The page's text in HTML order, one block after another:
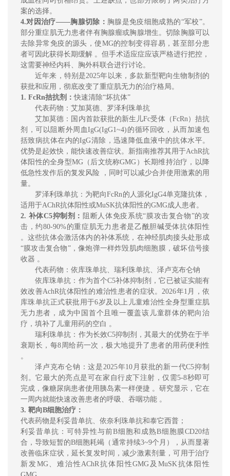
案的选择。
4.对因治疗——胸腺切除： 胸腺是免疫细胞成熟的“军校”。
部分重症肌无力患者伴有胸腺瘤或胸腺增生。切除胸腺可以
去除异常免疫的源头，使MG的控制变得容易，甚至部分患
者可因此获得长期缓解 。 但手术适应症应该严格进行把控，
这需要神经内科、胸外科联合进行讨论。
近年来，特别是2025年以来，多款新型靶向生物制剂的
获批和应用，彻底改变了重症肌无力的治疗格局。
1. FcRn拮抗剂：快速清除“坏抗体”
代表药物：艾加莫德 、罗泽利珠单抗
艾加莫德： 国内首款获批的新生儿Fc受体（FcRn）拮抗
剂，可以阻断外周血IgG(IgG1~4)的循环回收，从而加速包
括致病抗体在内的IgG清除，迅速降低血液中的抗体水平。
优势是起效快，能快速改善症状。新指南推荐其用于AchR抗
体阳性的全身型MG（后文统称GMG） 长期维持治疗，以降
低急性发作后的复发风险
，同时可以减少合并使用激素的用
量。
罗泽利珠单抗： 为靶向FcRn的人源化IgG4单克隆抗体 ，
适用于AChR抗体阳性或MuSK抗体阳性的GMG成人患者。
2. 补体C5抑制剂： 阻断 人体免疫系统“膜攻击复合物”的攻
击 ，约80-90%的重症肌无力患者是乙酰胆碱受体抗体阳性
。这些抗体会激活体内的补体系统，在神经肌肉接头处形成
“膜攻击复合物”，像炮弹一样炸毁肌肉细胞膜，破坏信号接
收器 。
代表药物：依库珠单抗、瑞利珠单抗、泽卢克布仑钠
依库珠单抗：作为首个C5补体抑制剂，它已被证实能有
效改善AchR抗体阳性的难治性患者的症状。2026年1月，依
库珠单抗正式获批用于6岁及以上儿童难治性全身型重症肌
无力患者，成为中国首个且唯一覆盖该儿童群体的靶向治
疗，填补了儿童用药的空白 。
瑞利珠单抗：作为长效C5抑制剂，其最大的优势在于半
衰期长， 每8周给药一次，极大地提升了患者的用药便利性
。
泽卢克布仑钠：这是2025年10月获批的新一代C5抑制
剂。它最大的亮点是可在家自行皮下注射，仅需5-8秒即可
完成，像糖尿病患者使用胰岛素一样便捷 。研究显示，它在
一周内就能快速改善患者的呼吸、吞咽功能 。
3. 靶向B细胞治疗 ：
代表药物是利妥昔单抗、依奈利珠单抗和泰它西普；
利妥昔单抗： 可特异性与前B细胞和成熟B细胞膜CD20结
合，导致短暂的B细胞耗竭（通常持续3~9个月）
，从而显著
改善临床症状，延长复发时间，减少激素剂量 ，可用于治疗
新发MG、难治性AChR抗体阳性GMG及MuSK抗体阳性